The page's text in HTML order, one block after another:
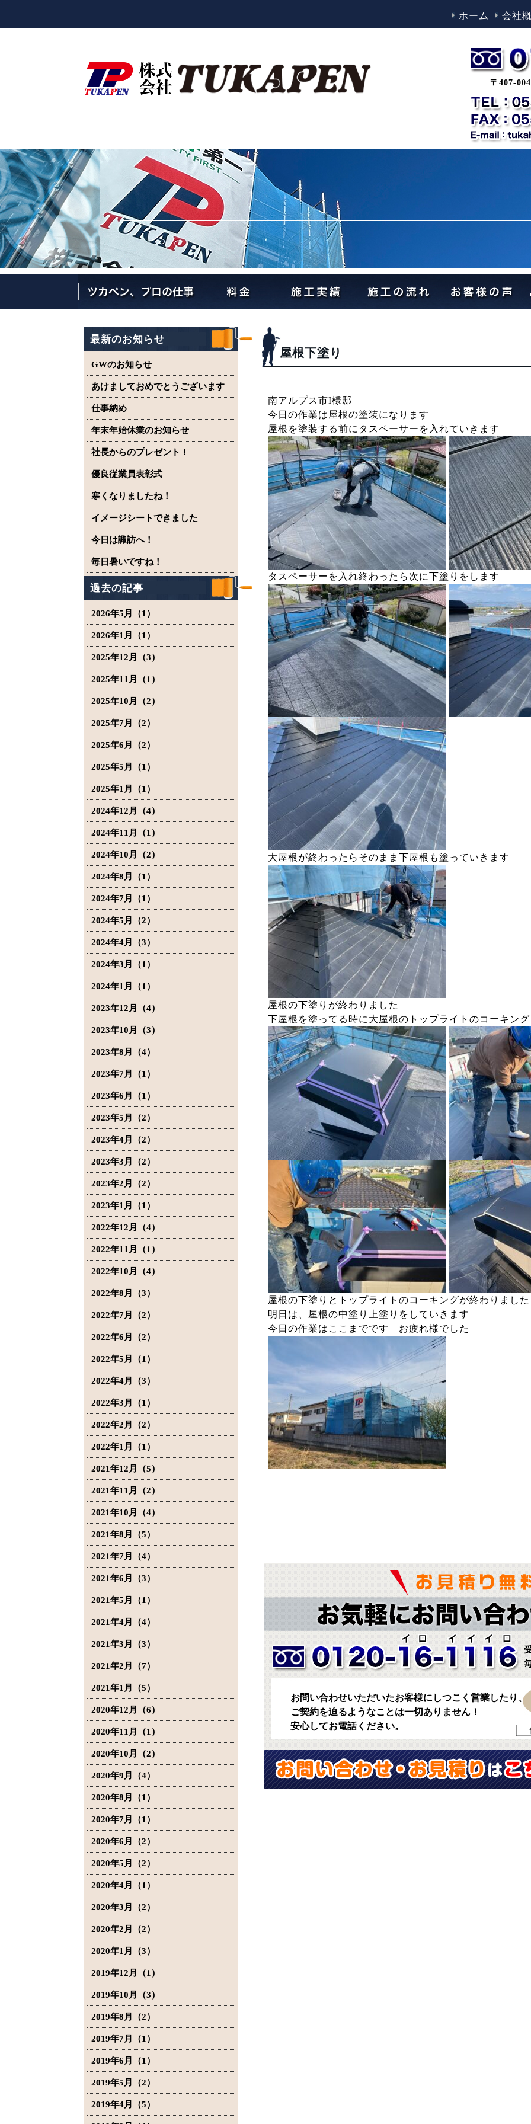
ホーム 会社
〒407-
最新のお知らせ
GWのお知らせ
あけましておめでとうございます
仕事納め
年末年始休業のお知らせ
社長からのプレゼント！
優良従業員表彰式
寒くなりましたね！
イメージシートできました
今日は諏訪へ！
毎日暑いですね！
過去の記事
2026年5月（1）
2026年1月（1）
2025年12月（3）
2025年11月（1）
2025年10月（2）
2025年7月（2）
2025年6月（2）
2025年5月（1）
2025年1月（1）
2024年12月（4）
2024年11月（1）
2024年10月（2）
2024年8月（1）
2024年7月（1）
2024年5月（2）
2024年4月（3）
2024年3月（1）
2024年1月（1）
2023年12月（4）
2023年10月（3）
2023年8月（4）
2023年7月（1）
2023年6月（1）
2023年5月（2）
2023年4月（2）
2023年3月（2）
2023年2月（2）
2023年1月（1）
2022年12月（4）
2022年11月（1）
2022年10月（4）
2022年8月（3）
2022年7月（2）
2022年6月（2）
2022年5月（1）
2022年4月（3）
2022年3月（1）
2022年2月（2）
2022年1月（1）
2021年12月（5）
2021年11月（2）
2021年10月（4）
2021年8月（5）
2021年7月（4）
2021年6月（3）
2021年5月（1）
2021年4月（4）
2021年3月（3）
2021年2月（7）
2021年1月（5）
2020年12月（6）
2020年11月（1）
2020年10月（2）
2020年9月（4）
2020年8月（1）
2020年7月（1）
2020年6月（2）
2020年5月（2）
2020年4月（1）
2020年3月（2）
2020年2月（2）
2020年1月（3）
2019年12月（1）
2019年10月（3）
2019年8月（2）
2019年7月（1）
2019年6月（1）
2019年5月（2）
2019年4月（5）
屋根下塗り
南アルプス市I様邸
今日の作業は屋根の塗装になります
屋根を塗装する前にタスペーサーを入れていきます
タスペーサーを入れ終わったら次に下塗りをします
大屋根が終わったらそのまま下屋根も塗っていきます
屋根の下塗りが終わりました
下屋根を塗ってる時に大屋根のトップライトのコーキン
屋根の下塗りとトップライトのコーキングが終わりまし
明日は、屋根の中塗り上塗りをしていきます
今日の作業はここまでです お疲れ様でした
お問い合わせいただいたお客様にしつこく営業したり、
ご契約を迫るようなことは一切ありません！
安心してお電話ください。